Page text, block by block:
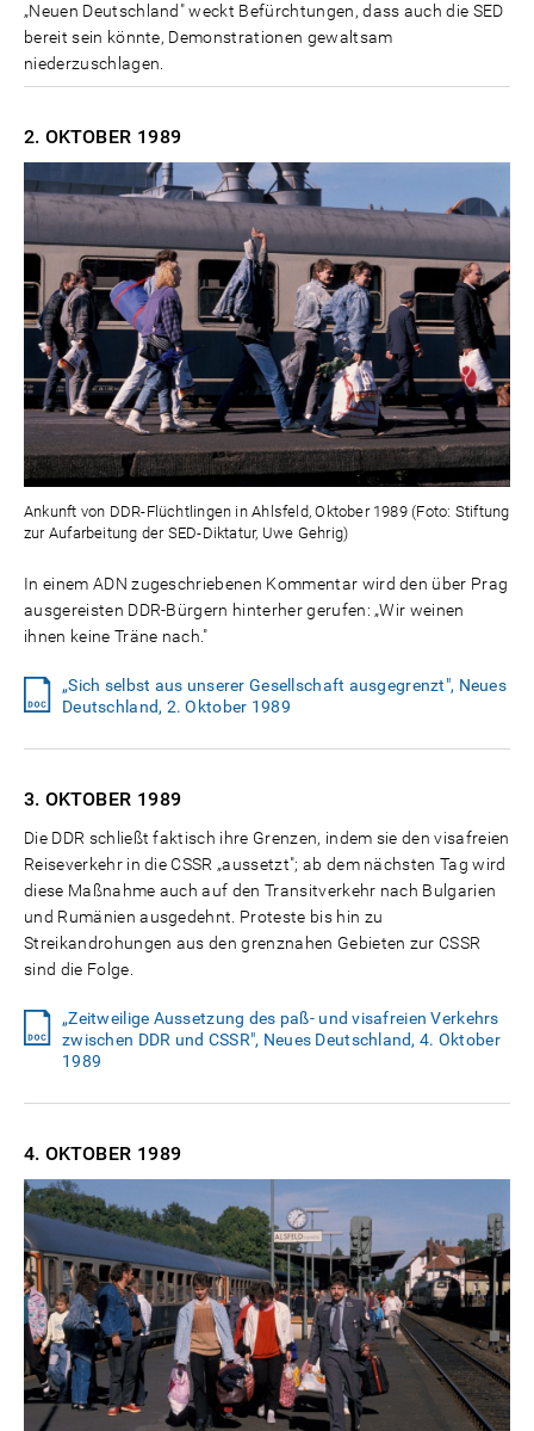
„Neuen Deutschland" weckt Befürchtungen, dass auch die SED
bereit sein könnte, Demonstrationen gewaltsam
niederzuschlagen.
2. OKTOBER 1989
Ankunft von DDR-Flüchtlingen in Ahlsfeld, Oktober 1989 (Foto: Stiftung
zur Aufarbeitung der SED-Diktatur, Uwe Gehrig)
In einem ADN zugeschriebenen Kommentar wird den über Prag
ausgereisten DDR-Bürgern hinterher gerufen: „Wir weinen
ihnen keine Träne nach."
„Sich selbst aus unserer Gesellschaft ausgegrenzt", Neues
Deutschland, 2. Oktober 1989
3. OKTOBER 1989
Die DDR schließt faktisch ihre Grenzen, indem sie den visafreien
Reiseverkehr in die CSSR „aussetzt"; ab dem nächsten Tag wird
diese Maßnahme auch auf den Transitverkehr nach Bulgarien
und Rumänien ausgedehnt. Proteste bis hin zu
Streikandrohungen aus den grenznahen Gebieten zur CSSR
sind die Folge.
„Zeitweilige Aussetzung des paß- und visafreien Verkehrs
zwischen DDR und CSSR", Neues Deutschland, 4. Oktober
1989
4. OKTOBER 1989